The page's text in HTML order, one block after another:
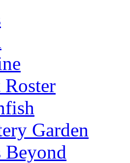
Garden
Beyond